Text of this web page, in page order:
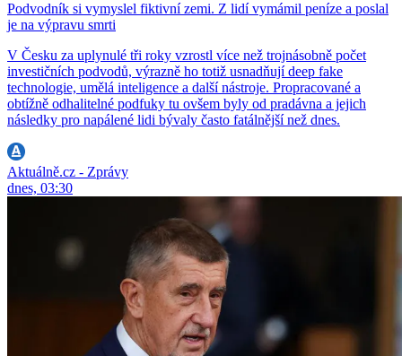
Podvodník si vymyslel fiktivní zemi. Z lidí vymámil peníze a poslal
je na výpravu smrti
V Česku za uplynulé tři roky vzrostl více než trojnásobně počet
investičních podvodů, výrazně ho totiž usnadňují deep fake
technologie, umělá inteligence a další nástroje. Propracované a
obtížně odhalitelné podfuky tu ovšem byly od pradávna a jejich
následky pro napálené lidi bývaly často fatálnější než dnes.
Aktuálně.cz - Zprávy
dnes, 03:30